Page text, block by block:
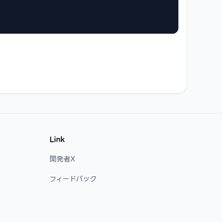
Link
開発者X
フィードバック